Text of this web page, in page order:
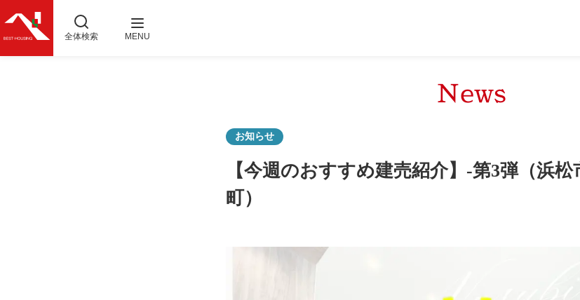
全体検索 MENU
News
お知らせ
【今週のおすすめ建売紹介】-第3弾（浜
町）